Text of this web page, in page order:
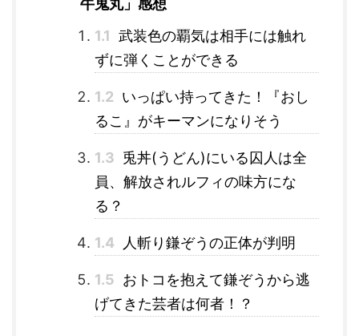
牛鬼丸」感想
1.1 武装色の覇気は相手には触れ
ずに弾くことができる
1.2 いっぱい持ってきた！『おし
るこ』がキーマンになりそう
1.3 兎丼(うどん)にいる囚人は全
員、解放されルフィの味方にな
る？
1.4 人斬り鎌ぞうの正体が判明
1.5 おトコを抱えて鎌ぞうから逃
げてきた芸者は何者！？